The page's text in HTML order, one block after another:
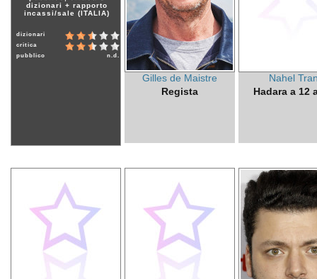
dizionari + rapporto
incassi/sale (ITALIA)
dizionari
critica
pubblico
n.d.
Gilles de Maistre
Regista
Nahel
Hadara a 12